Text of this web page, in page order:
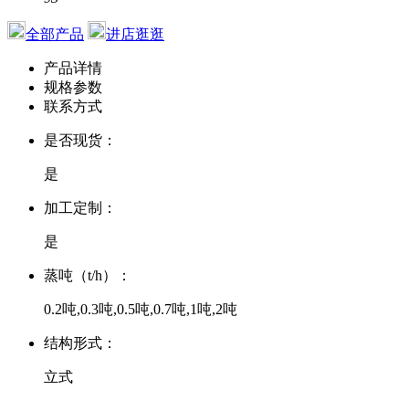
全部产品 进店逛逛
产品详情
规格参数
联系方式
是否现货：
是
加工定制：
是
蒸吨（t/h）：
0.2吨,0.3吨,0.5吨,0.7吨,1吨,2吨
结构形式：
立式